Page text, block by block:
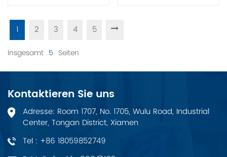
1 2 3 4 5
Insgesamt 5 Seiten
Kontaktieren Sie uns
Adresse: Room 1707, No. 1705, Wulu Road, Industrial
Center, Tongan District, Xiamen
Tel : +86 18059852749